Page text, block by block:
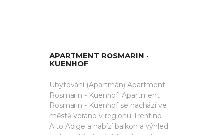
APARTMENT ROSMARIN -
KUENHOF
Ubytování (Apartmán) Apartment
Rosmarin - Kuenhof. Apartment
Rosmarin - Kuenhof se nachází ve
městě Verano v regionu Trentino
Alto Adige a nabízí balkon a výhled